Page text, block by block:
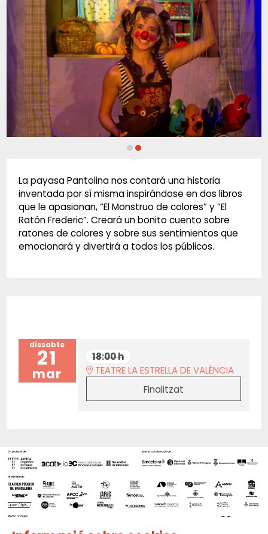
La payasa Pantolina nos contará una historia
inventada por sí misma inspirándose en dos libros
que le apasionan, “El Monstruo de colores” y “El
Ratón Frederic”. Creará un bonito cuento sobre
ratones de colores y sobre sus sentimientos que
emocionará y divertirá a todos los públicos.
dissabte
21
mar
18:00 h
TEATRE LA ESTRELLA DE VALÈNCIA
Finalitzat